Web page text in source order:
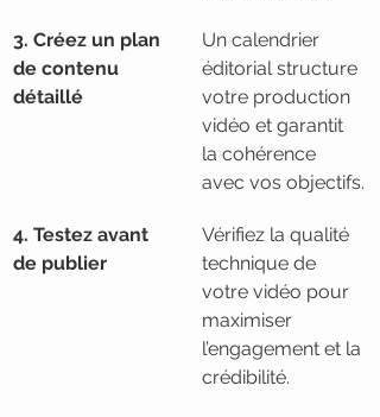
3. Créez un plan
de contenu
détaillé
Un calendrier
éditorial structure
votre production
vidéo et garantit
la cohérence
avec vos objectifs.
4. Testez avant
de publier
Vérifiez la qualité
technique de
votre vidéo pour
maximiser
l’engagement et la
crédibilité.